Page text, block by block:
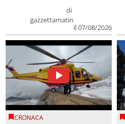
di
gazzettamatin
il 07/08/2026
CRONACA